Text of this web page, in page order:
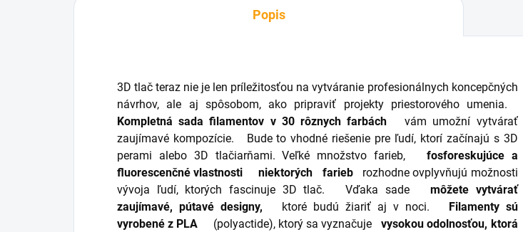
Popis
3D tlač teraz nie je len príležitosťou na vytváranie profesionálnych koncepčných
návrhov, ale aj spôsobom, ako pripraviť projekty priestorového umenia.
Kompletná sada filamentov v 30 rôznych farbách
vám umožní vytvárať
zaujímavé kompozície.
Bude to vhodné riešenie pre ľudí, ktorí začínajú s 3D
perami alebo 3D tlačiarňami. Veľké množstvo farieb,
fosforeskujúce a
fluorescenčné vlastnosti
niektorých farieb
rozhodne ovplyvňujú možnosti
vývoja ľudí, ktorých fascinuje 3D tlač.
Vďaka sade
môžete vytvárať
zaujímavé, pútavé designy,
ktoré budú žiariť aj v noci.
Filamenty sú
vyrobené z PLA
(polyactide), ktorý sa vyznačuje
vysokou odolnosťou, ktorá